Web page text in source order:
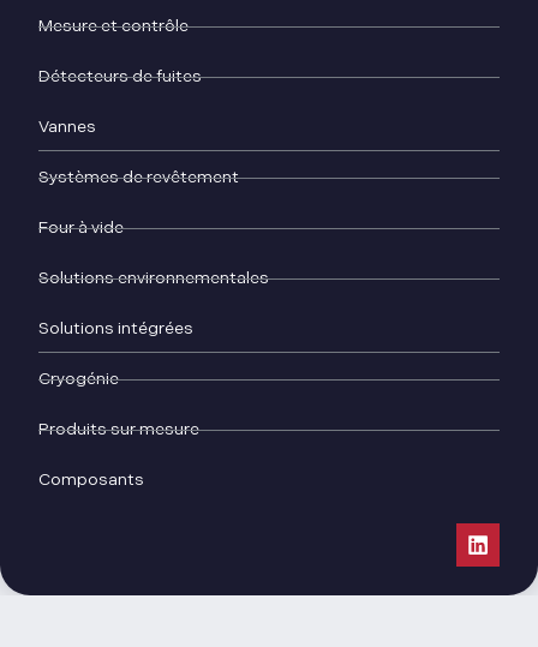
Mesure et contrôle
Détecteurs de fuites
Vannes
Systèmes de revêtement
Four à vide
Solutions environnementales
Solutions intégrées
Cryogénie
Produits sur mesure
Composants